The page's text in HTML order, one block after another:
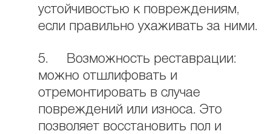
устойчивостью к повреждениям,
если правильно ухаживать за ними.
5. Возможность реставрации:
можно отшлифовать и
отремонтировать в случае
повреждений или износа. Это
позволяет восстановить пол и